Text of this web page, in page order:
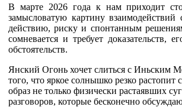
В марте 2026 года к нам приходит
замысловатую картину
действию, риску и спонтанным
сомневается и требует доказательств,
обстоятельств.
Янский Огонь хочет слиться с Иньским
того, что яркое солнышко резко
образ не только физически растаявших
разговоров, которые бесконечно